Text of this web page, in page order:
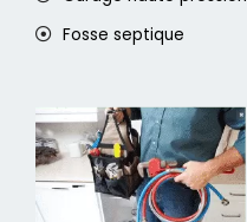
Fosse septique